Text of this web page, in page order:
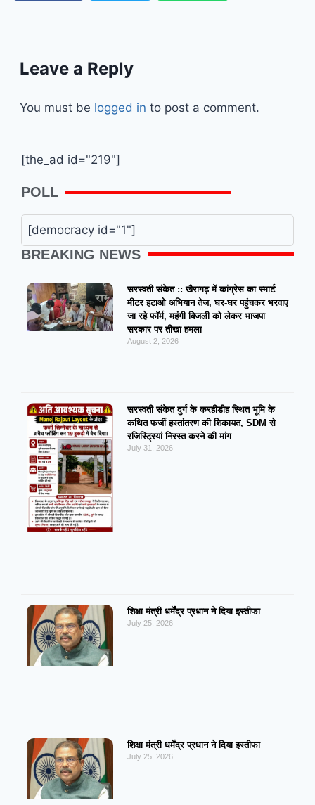
Leave a Reply
You must be logged in to post a comment.
[the_ad id="219"]
POLL
[democracy id="1"]
BREAKING NEWS
सरस्वती संकेत :: खैरागढ़ में कांग्रेस का स्मार्ट
मीटर हटाओ अभियान तेज, घर-घर पहुंचकर भरवाए
जा रहे फॉर्म, महंगी बिजली को लेकर भाजपा
सरकार पर तीखा हमला
August 2, 2026
सरस्वती संकेत दुर्ग के करहीडीह स्थित भूमि के
कथित फर्जी हस्तांतरण की शिकायत, SDM से
रजिस्ट्रियां निरस्त करने की मांग
July 31, 2026
शिक्षा मंत्री धर्मेंद्र प्रधान ने दिया इस्तीफा
July 25, 2026
शिक्षा मंत्री धर्मेंद्र प्रधान ने दिया इस्तीफा
July 25, 2026